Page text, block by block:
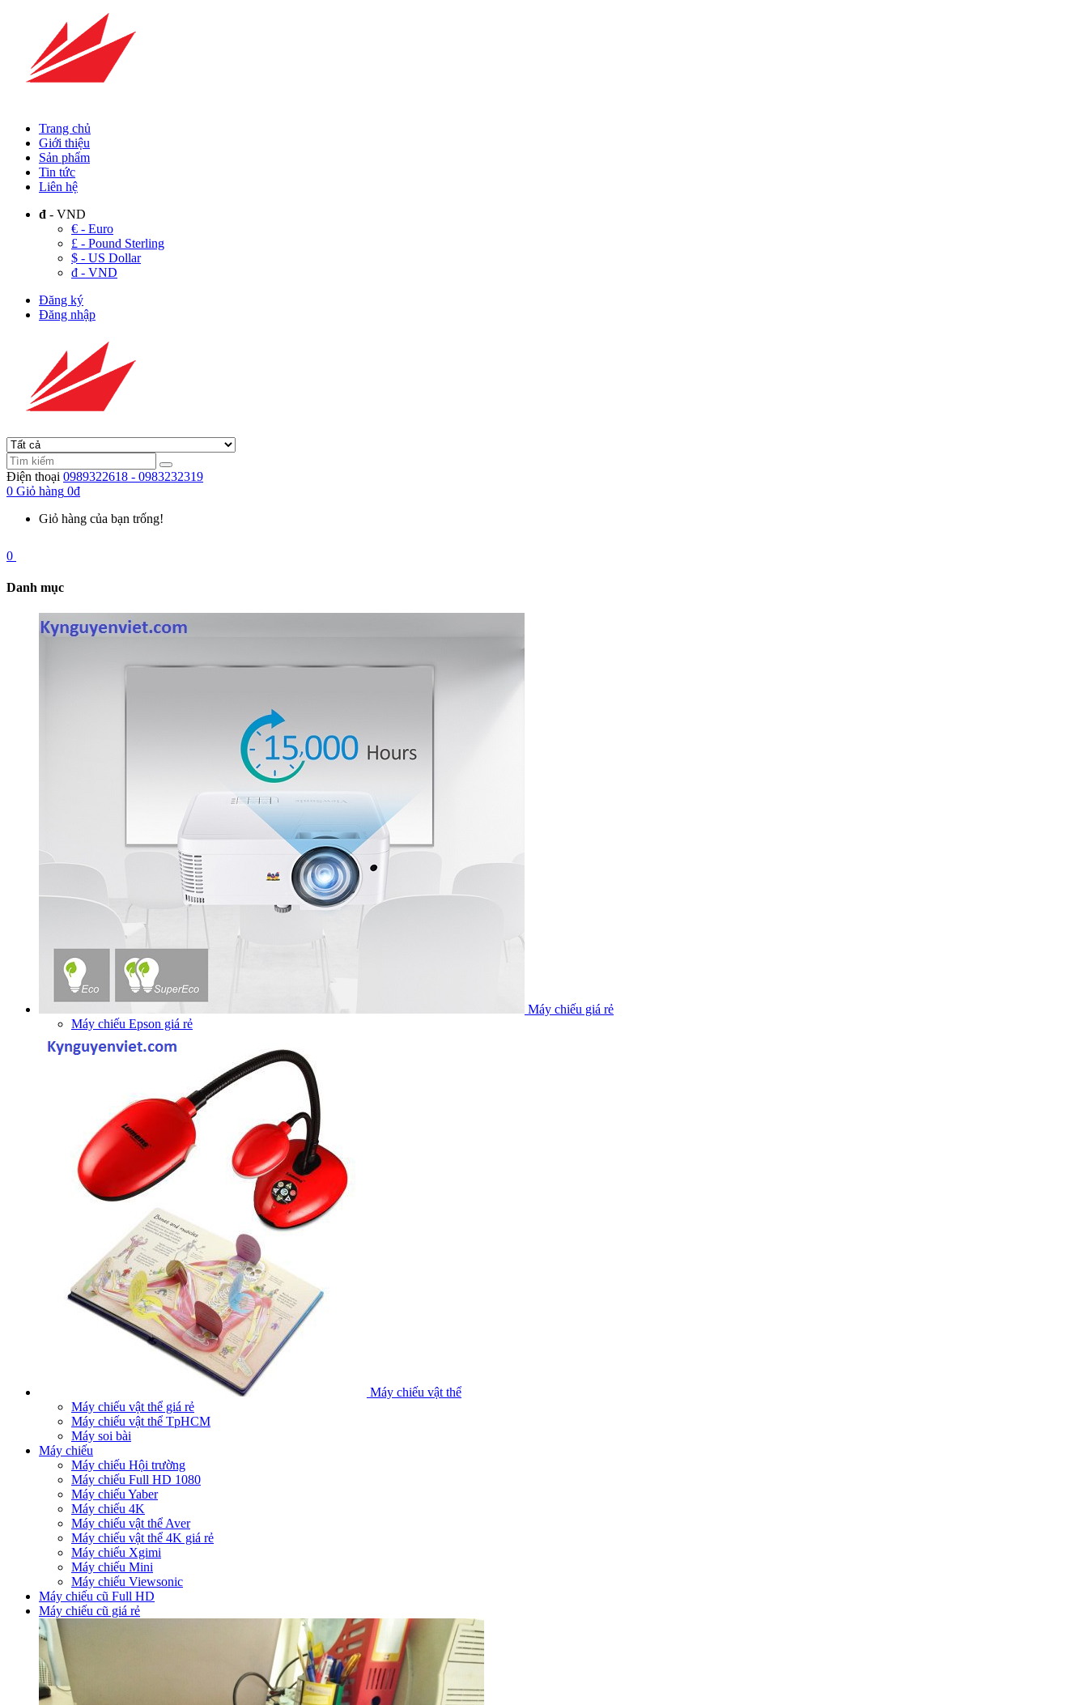
Trang chủ
Giới thiệu
Sản phẩm
Tin tức
Liên hệ
đ - VND
€ - Euro
£ - Pound Sterling
$ - US Dollar
đ - VND
Đăng ký
Đăng nhập
Điện thoại 0989322618 - 0983232319
0 Giỏ hàng 0đ
Giỏ hàng của bạn trống!
0
Danh mục
Máy chiếu giá rẻ
Máy chiếu Epson giá rẻ
Máy chiếu vật thể
Máy chiếu vật thể giá rẻ
Máy chiếu vật thể TpHCM
Máy soi bài
Máy chiếu
Máy chiếu Hội trường
Máy chiếu Full HD 1080
Máy chiếu Yaber
Máy chiếu 4K
Máy chiếu vật thể Aver
Máy chiếu vật thể 4K giá rẻ
Máy chiếu Xgimi
Máy chiếu Mini
Máy chiếu Viewsonic
Máy chiếu cũ Full HD
Máy chiếu cũ giá rẻ